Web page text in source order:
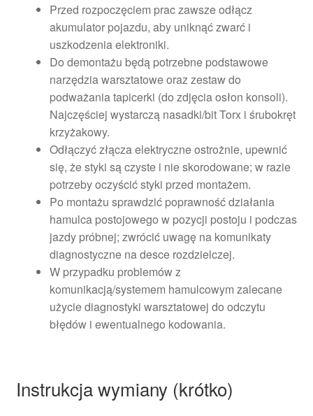
Przed rozpoczęciem prac zawsze odłącz
akumulator pojazdu, aby uniknąć zwarć i
uszkodzenia elektroniki.
Do demontażu będą potrzebne podstawowe
narzędzia warsztatowe oraz zestaw do
podważania tapicerki (do zdjęcia osłon konsoli).
Najczęściej wystarczą nasadki/bit Torx i śrubokręt
krzyżakowy.
Odłączyć złącza elektryczne ostrożnie, upewnić
się, że styki są czyste i nie skorodowane; w razie
potrzeby oczyścić styki przed montażem.
Po montażu sprawdzić poprawność działania
hamulca postojowego w pozycji postoju i podczas
jazdy próbnej; zwrócić uwagę na komunikaty
diagnostyczne na desce rozdzielczej.
W przypadku problemów z
komunikacją/systemem hamulcowym zalecane
użycie diagnostyki warsztatowej do odczytu
błędów i ewentualnego kodowania.
Instrukcja wymiany (krótko)